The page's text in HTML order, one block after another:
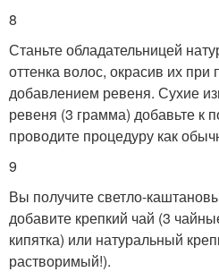
8
Станьте обладательницей
оттенка волос, окрасив их
добавлением ревеня. Сухие
ревеня (3 грамма) добавьте к
проводите процедуру как
9
Вы получите светло-
добавите крепкий чай (3
кипятка) или натуральный
растворимый!).